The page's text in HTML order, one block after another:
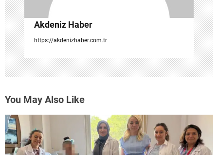
Akdeniz Haber
https://akdenizhaber.com.tr
You May Also Like